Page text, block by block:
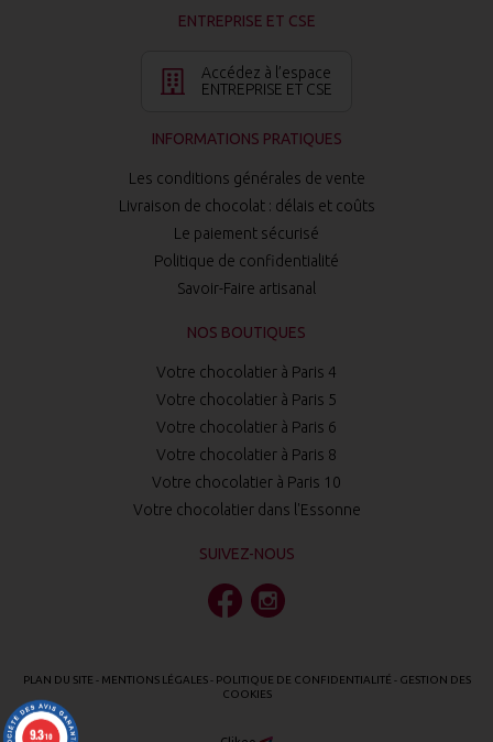
ENTREPRISE ET CSE
Accédez à l’espace
ENTREPRISE ET CSE
INFORMATIONS PRATIQUES
Les conditions générales de vente
Livraison de chocolat : délais et coûts
Le paiement sécurisé
Politique de confidentialité
Savoir-Faire artisanal
NOS BOUTIQUES
Votre chocolatier à Paris 4
Votre chocolatier à Paris 5
Votre chocolatier à Paris 6
Votre chocolatier à Paris 8
Votre chocolatier à Paris 10
Votre chocolatier dans l'Essonne
SUIVEZ-NOUS
PLAN DU SITE - MENTIONS LÉGALES- POLITIQUE DE CONFIDENTIALITÉ - GESTION DES
COOKIES
9.3/10